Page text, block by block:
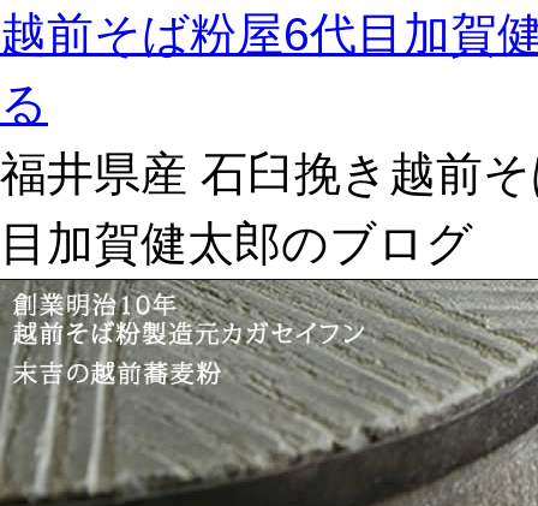
越前そば粉屋6代目加賀
る
福井県産 石臼挽き越前
目加賀健太郎のブログ